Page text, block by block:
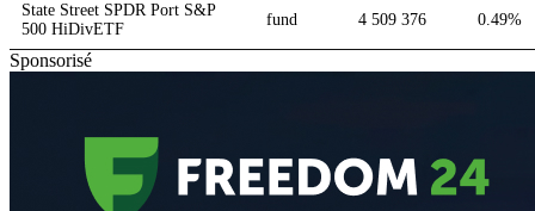
State Street SPDR Port S&P
500 HiDivETF
fund 4 509 376 0.49%
Sponsorisé